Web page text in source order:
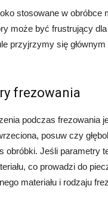
stosowane w obróbce
może być frustrujący
przyjrzymy się
frezowania
podczas frezowania
posuw czy
obróbki. Jeśli parametry
co prowadzi do
materiału i rodzaju